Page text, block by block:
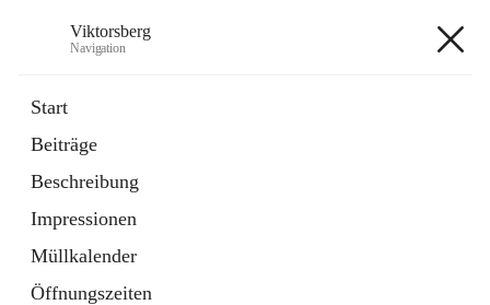
Viktorsberg
Navigation
Start
Beiträge
Beschreibung
Impressionen
Müllkalender
Öffnungszeiten
1 Schnellzugriff
Bürgerservice
10 Schnellzugriffe